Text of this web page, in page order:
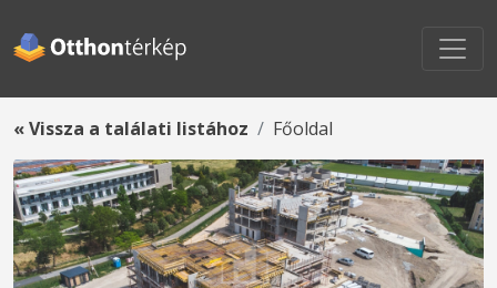
« Vissza a találati listához Főoldal